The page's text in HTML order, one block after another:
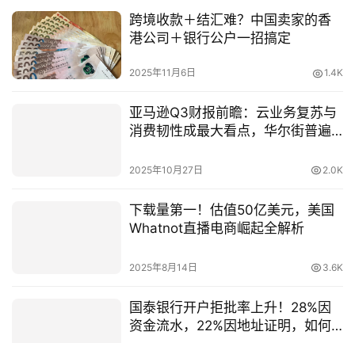
跨境收款＋结汇难？中国卖家的香
港公司＋银行公户一招搞定
2025年11月6日 1.4K
亚马逊Q3财报前瞻：云业务复苏与
消费韧性成最大看点，华尔街普遍
2025年10月27日 2.0K
下载量第一！估值50亿美元，美国
Whatnot直播电商崛起全解析
2025年8月14日 3.6K
国泰银行开户拒批率上升！28%因
资金流水，22%因地址证明，如何